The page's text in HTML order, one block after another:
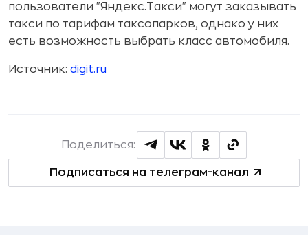
пользователи "Яндекс.Такси" могут заказывать
такси по тарифам таксопарков, однако у них
есть возможность выбрать класс автомобиля.
Источник: digit.ru
Подписаться на телеграм-канал
Поделиться: